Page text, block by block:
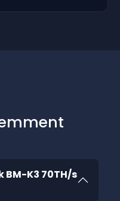
BM-K3 70TH/s